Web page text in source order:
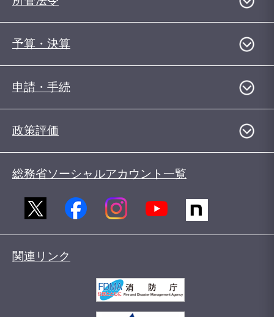
予算・決算
申請・手続
政策評価
総務省ソーシャルアカウント一覧
関連リンク